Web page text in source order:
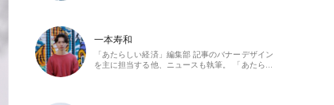
一本寿和
「あたらしい経済」編集部 記事のバナーデザイン
を主に担当する他、ニュースも執筆。 「あたら…